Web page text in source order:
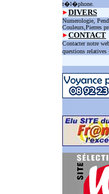
t�l�phone.
DIVERS
Numerologie,
Couleurs,Pierres
CONTACT
Contacter notre
questions